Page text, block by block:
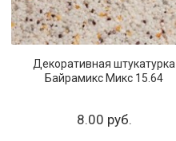
Декоративная штукатурка
Байрамикс Микс 15.64
8.00 руб.